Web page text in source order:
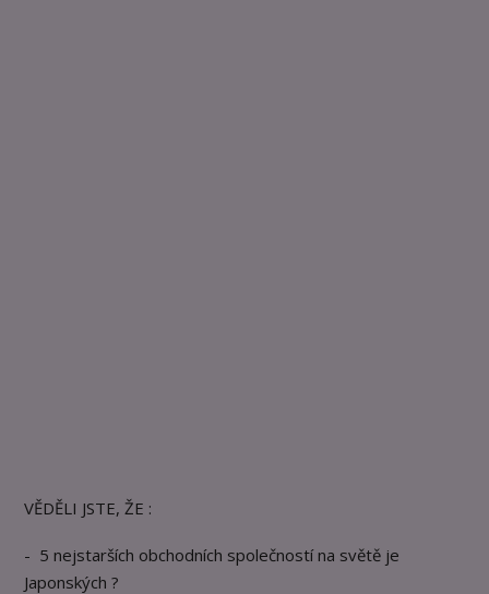
VĚDĚLI JSTE, ŽE :
- 5 nejstarších obchodních společností na světě je
Japonských ?